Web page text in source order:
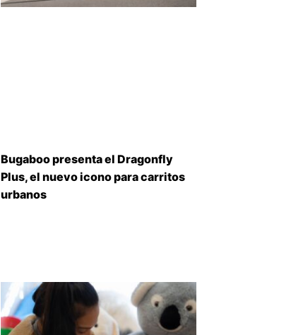
Bugaboo presenta el Dragonfly
Plus, el nuevo icono para carritos
urbanos